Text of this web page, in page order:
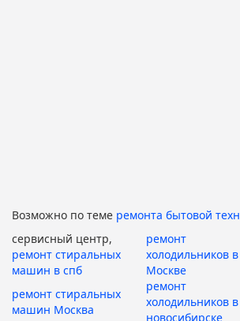
Возможно по теме ремонта бытовой
сервисный центр,
ремонт стиральных
машин в спб
ремонт
холодильников в
Москве
ремонт стиральных
машин Москва
ремонт
холодильников в
новосибирске